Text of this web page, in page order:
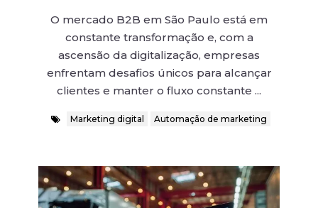
O mercado B2B em São Paulo está em
constante transformação e, com a
ascensão da digitalização, empresas
enfrentam desafios únicos para alcançar
clientes e manter o fluxo constante ...
Marketing digital Automação de marketing